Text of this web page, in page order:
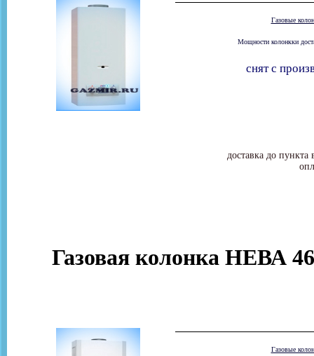
Газовые
Мощности колонкки
доставка до
снят с
Газовая колонка НЕВА
Газовые